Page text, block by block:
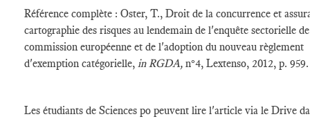
Référence complète : Oster, T., Droit de la concurrence et
cartographie des risques au lendemain de l'enquête sectorielle
commission européenne et de l'adoption du nouveau règlement
d'exemption catégorielle, in RGDA, n°4, Lextenso, 2012, p. 959.
Les étudiants de Sciences po peuvent lire l'article via le Drive